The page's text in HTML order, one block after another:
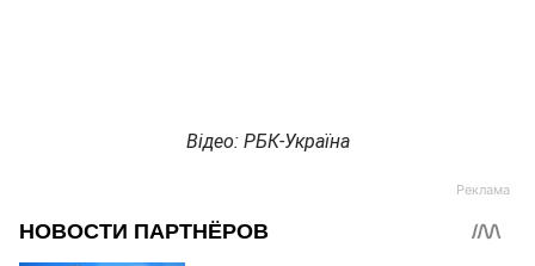
Відео: РБК-Україна